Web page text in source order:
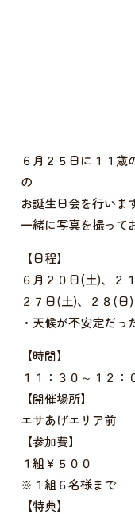
６月２５日に１１
の
お誕生日会を行いま
一緒に写真を撮って
【日程】
６月２０日(土)、２
２７日(土)、２８(日)
・天候が不安定だっ
【時間】
１１：３０～１２：
【開催場所】
エサあげエリア前
【参加費】
１組￥５００
※１組６名様まで
【特典】